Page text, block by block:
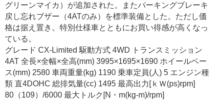
グリーンマイカ）が追加された。またパーキングブレーキ
戻し忘れブザー（4ATのみ）を標準装備とした。ただし価
格は据え置き。特別仕様車とともにお買い得感が高くなっ
ている。
グレード CX-Limited 駆動方式 4WD トランスミッション
4AT 全長×全幅×全高(mm) 3995×1695×1690 ホイールベー
ス(mm) 2580 車両重量(kg) 1190 乗車定員(人) 5 エンジン種
類 直4DOHC 総排気量(cc) 1495 最高出力[ｋＷ(ps)rpm]
80（109）/6000 最大トルク[N・m(kg-m)/rpm]